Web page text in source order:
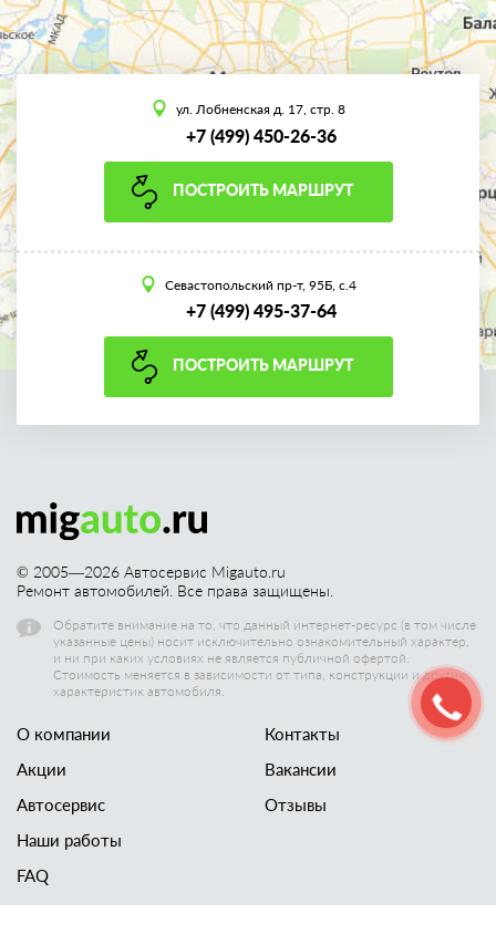
ул. Лобненская д. 17, стр. 8
+7 (499) 450-26-36
ПОСТРОИТЬ МАРШРУТ
Севастопольский пр-т, 95Б, с.4
+7 (499) 495-37-64
ПОСТРОИТЬ МАРШРУТ
© 2005—2026 Автосервис Migauto.ru
Ремонт автомобилей. Все права защищены.
Обратите внимание на то, что данный интернет-ресурс (в том числе
указанные цены) носит исключительно ознакомительный характер,
и ни при каких условиях не является публичной офертой.
Стоимость меняется в зависимости от типа, конструкции и других
характеристик автомобиля.
О компании
Акции
Автосервис
Наши работы
Контакты
Вакансии
Отзывы
FAQ
Новости